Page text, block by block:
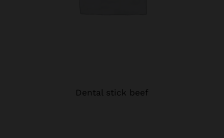
Dental stick beef